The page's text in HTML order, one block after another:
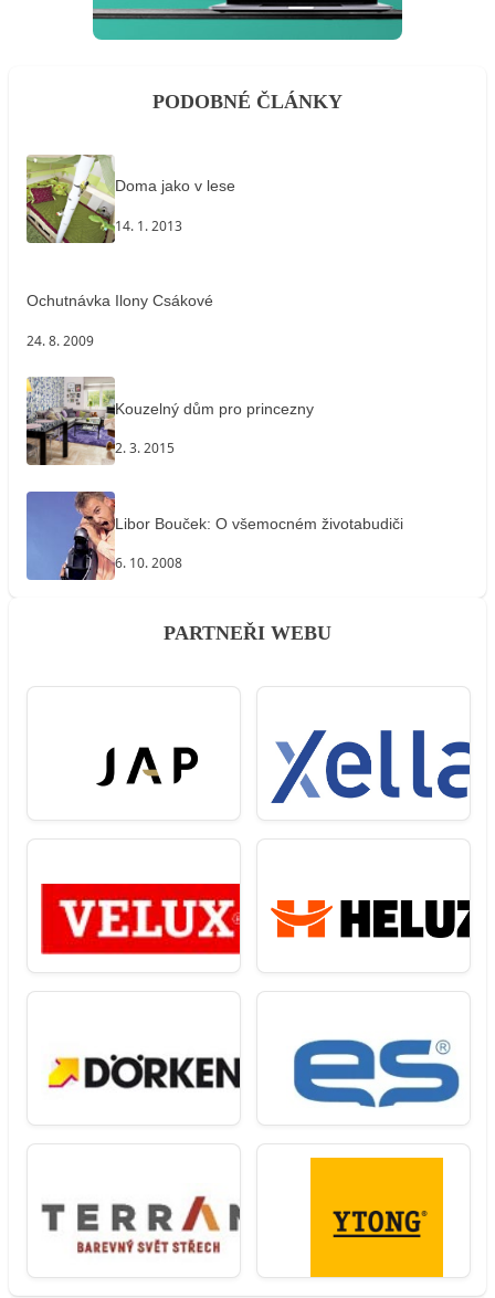
PODOBNÉ ČLÁNKY
Doma jako v lese
14. 1. 2013
Ochutnávka Ilony Csákové
24. 8. 2009
Kouzelný dům pro princezny
2. 3. 2015
Libor Bouček: O všemocném životabudiči
6. 10. 2008
PARTNEŘI WEBU